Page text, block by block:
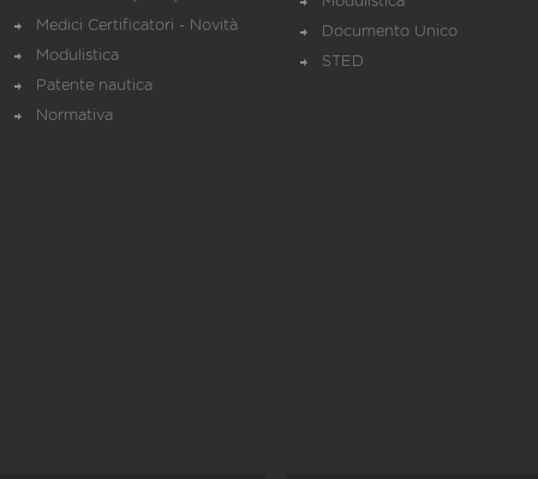
Medici Certificatori - Novità
Modulistica
Patente nautica
Normativa
Documento Unico
STED